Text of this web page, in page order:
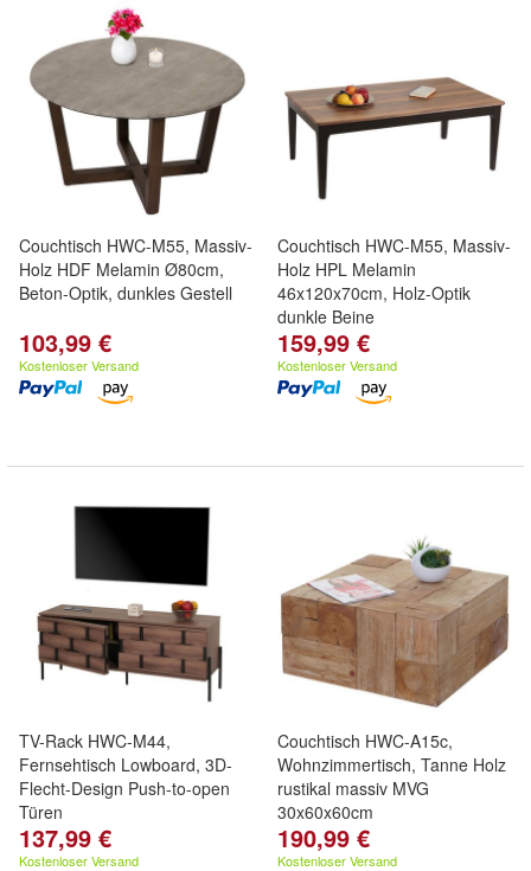
Couchtisch HWC-M55, Massiv-
Holz HDF Melamin Ø80cm,
Beton-Optik, dunkles Gestell
103,99 €
Kostenloser Versand
Couchtisch HWC-M55, Massiv-
Holz HPL Melamin
46x120x70cm, Holz-Optik
dunkle Beine
159,99 €
Kostenloser Versand
TV-Rack HWC-M44,
Fernsehtisch Lowboard, 3D-
Flecht-Design Push-to-open
Türen
137,99 €
Kostenloser Versand
Couchtisch HWC-A15c,
Wohnzimmertisch, Tanne Holz
rustikal massiv MVG
30x60x60cm
190,99 €
Kostenloser Versand